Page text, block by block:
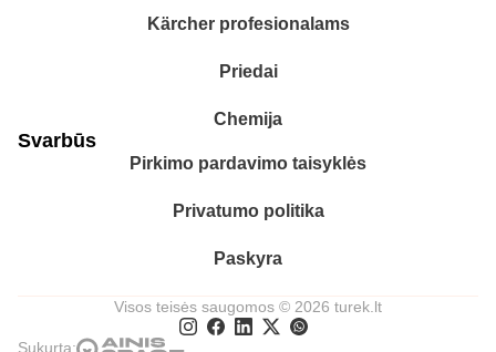
Kärcher profesionalams
Priedai
Chemija
Svarbūs
Pirkimo pardavimo taisyklės
Privatumo politika
Paskyra
Visos teisės saugomos © 2026 turek.lt
Sukurta: